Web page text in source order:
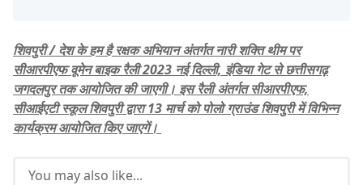
शिवपुरी / देश के हम है रक्षक अभियान अंतर्गत नारी शक्ति थीम पर
सीआरपीएफ वूमेन बाइक रैली 2023 नई दिल्ली, इंडिया गेट से छत्तीसगढ़
जगदलपुर तक आयोजित की जाएगी। इस रैली अंतर्गत सीआरपीएफ,
सीआईएटी स्कूल शिवपुरी द्वारा 13 मार्च को पोलो ग्राउंड शिवपुरी में विभिन्न
कार्यक्रम आयोजित किए जाएगें।
You may also like...